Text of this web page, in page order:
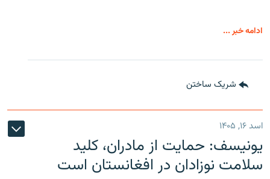
ادامه خبر ...
شریک ساختن
اسد ۱۶, ۱۴۰۵
یونیسف: حمایت از مادران، کلید
سلامت نوزادان در افغانستان است